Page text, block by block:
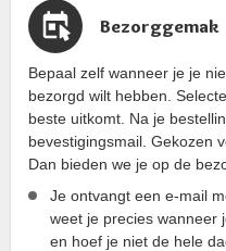
Bezorggemak
Bepaal zelf wanneer je je
bezorgd wilt hebben.
beste uitkomt. Na je
bevestigingsmail. Gekozen
Dan bieden we je op de
Je ontvangt een e-mail
weet je precies wanneer
en hoef je niet de hele